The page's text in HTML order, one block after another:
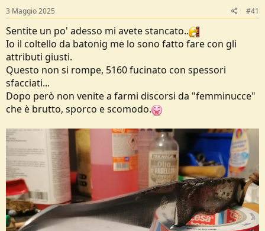
s
c
u
s
s
i
o
n
o
3 Maggio 2025 #41
Sentite un po' adesso mi avete stancato..
Io il coltello da batonig me lo sono fatto fare con gli
attributi giusti.
Questo non si rompe, 5160 fucinato con spessori
sfacciati...
Dopo però non venite a farmi discorsi da "femminucce"
che è brutto, sporco e scomodo.